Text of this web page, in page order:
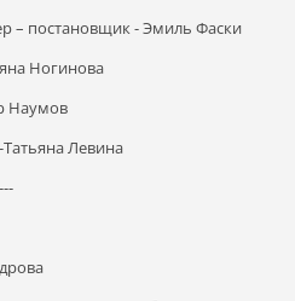
– постановщик - Эмиль Фаски
Ногинова
Наумов
Левина